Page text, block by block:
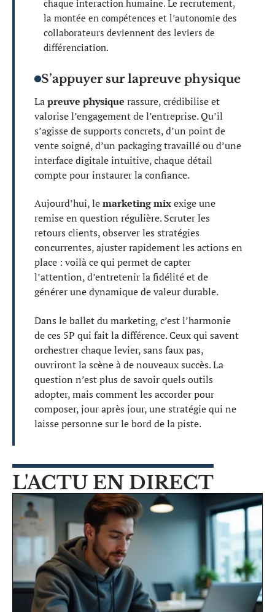
chaque interaction humaine. Le recrutement,
la montée en compétences et l’autonomie des
collaborateurs deviennent des leviers de
différenciation.
S’appuyer sur lapreuve physique
Lapreuve physique rassure, crédibilise et
valorise l’engagement de l’entreprise. Qu’il
s’agisse de supports concrets, d’un point de
vente soigné, d’un packaging travaillé ou d’une
interface digitale intuitive, chaque détail
compte pour instaurer la confiance.
Aujourd’hui, lemarketing mixexige une
remise en question régulière. Scruter les
retours clients, observer les stratégies
concurrentes, ajuster rapidement les actions en
place : voilà ce qui permet de capter
l’attention, d’entretenir la fidélité et de
générer une dynamique de valeur durable.
Dans le ballet du marketing, c’est l’harmonie
de ces 5P qui fait la différence. Ceux qui savent
orchestrer chaque levier, sans faux pas,
ouvriront la scène à de nouveaux succès. La
question n’est plus de savoir quels outils
adopter, mais comment les accorder pour
composer, jour après jour, une stratégie qui ne
laisse personne sur le bord de la piste.
L'ACTU EN DIRECT